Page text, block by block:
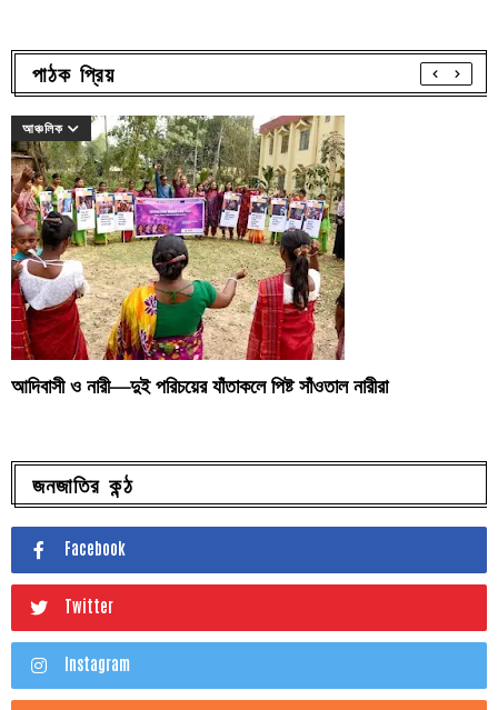
পাঠক প্রিয়
আঞ্চলিক
আদিবাসী ও নারী—দুই পরিচয়ের যাঁতাকলে পিষ্ট সাঁওতাল নারীরা
জনজাতির কন্ঠ
Facebook
Twitter
Instagram